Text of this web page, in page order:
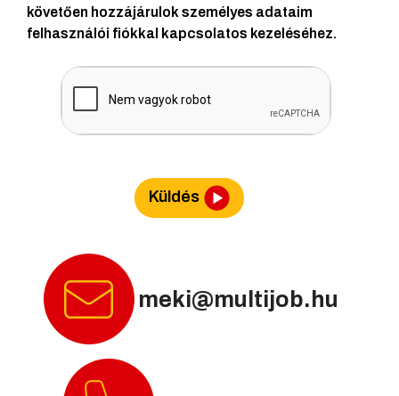
követően hozzájárulok személyes adataim
felhasználói fiókkal kapcsolatos kezeléséhez.
Küldés
meki@multijob.hu